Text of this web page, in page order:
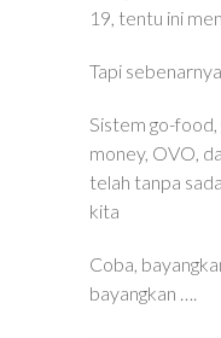
19, tentu ini
Tapi sebenarnya
Sistem go-food,
money, OVO,
telah tanpa
kita
Coba,
bayangkan ….